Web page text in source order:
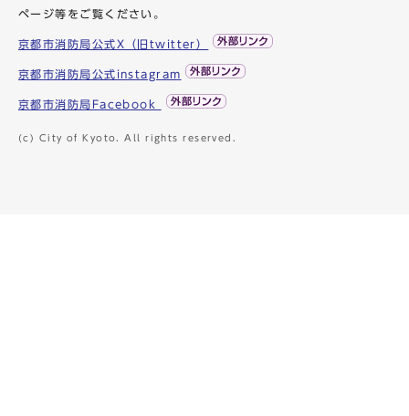
ページ等をご覧ください。
京都市消防局公式X（旧twitter）
京都市消防局公式instagram
京都市消防局Facebook
(c) City of Kyoto. All rights reserved.